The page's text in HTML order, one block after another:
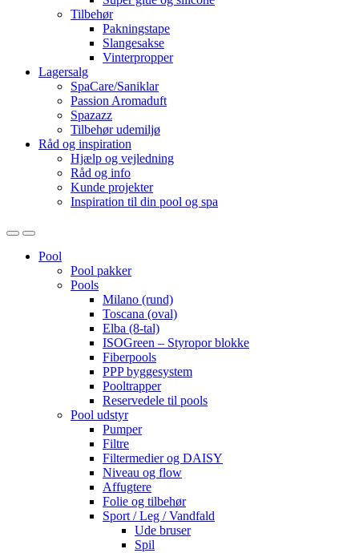
Tilbehør
Pakningstape
Slangesakse
Vinterpropper
Lagersalg
SpaCare/Saniklar
Passion Aromaduft
Spazazz
Tilbehør udemiljø
Råd og inspiration
Hjælp og vejledning
Råd og info
Kunde projekter
Inspiration til din pool og spa
OpenClose
Pool
Pool pakker
Pools
Milano (rund)
Toscana (oval)
Elba (8-tal)
ISOGreen – Styropor blokke
Fiberpools
PPP byggesystem
Pooltrapper
Reservedele til pools
Pool udstyr
Pumper
Filtre
Filtermedier og DAISY
Niveau og flow
Affugtere
Folie og tilbehør
Sport / Leg / Vandfald
Ude bruser
Spil